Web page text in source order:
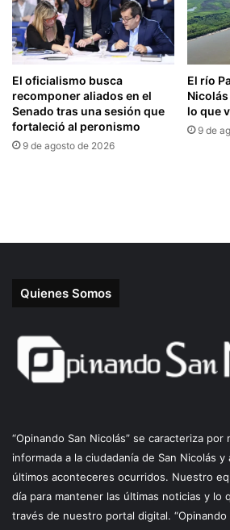
Quienes Somos
“Opinando San Nicolás” se caracteriza
informada a la ciudadanía de San Nicolás
últimos aconteceres ocurridos. Nuestro
día para mantener las últimas noticias y lo
través de nuestro portal digital. “Opinando